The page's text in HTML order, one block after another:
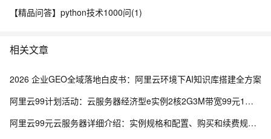
【精品问答】python技术1000问(1)
相关文章
2026 企业GEO全域落地白皮书：阿里云环境下AI知识库搭建全方案
阿里云99计划活动：云服务器经济型e实例2核2G3M带宽99元1年，还有99套餐专属优惠
阿里云99元云服务器详细介绍：实例规格和配置、购买和续费规则、适用场景解析